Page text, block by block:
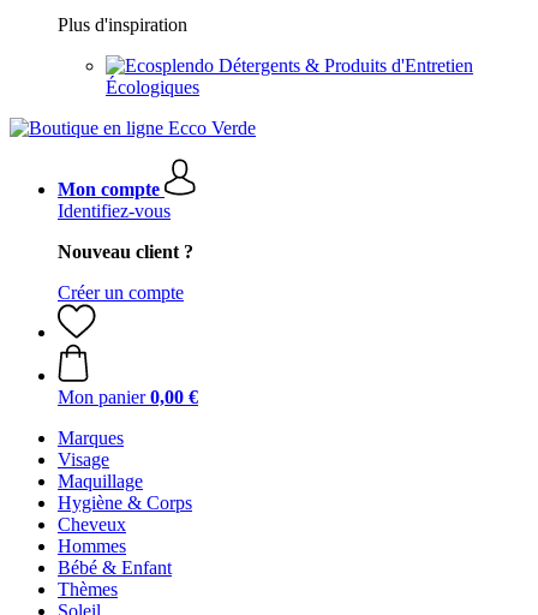
Plus d'inspiration
Détergents & Produits d'Entretien
Écologiques
Mon compte
Identifiez-vous
Nouveau client ?
Créer un compte
Mon panier 0,00 €
Marques
Visage
Maquillage
Hygiène & Corps
Cheveux
Hommes
Bébé & Enfant
Thèmes
Soleil